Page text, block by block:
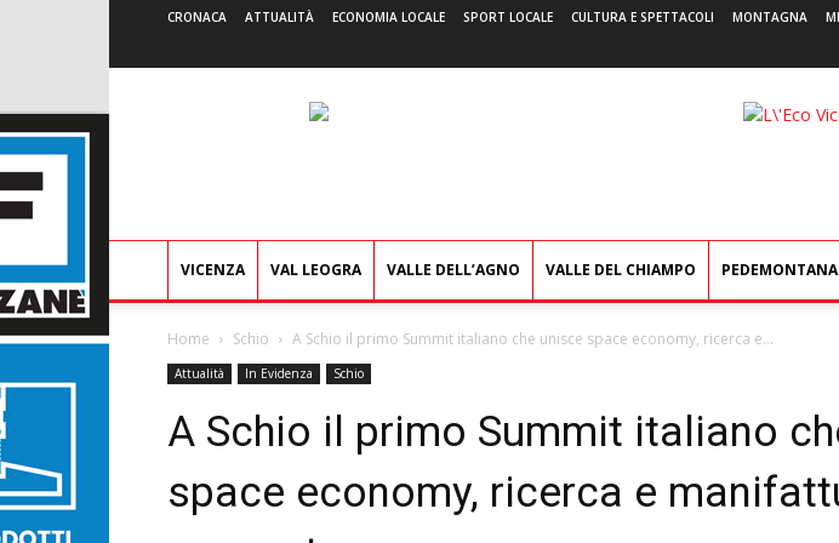
CRONACA ATTUALITÀ ECONOMIA LOCALE SPORT LOCALE CULTURA E SPETTACOLI MONTAGNA
VICENZA VAL LEOGRA VALLE DELL’AGNO VALLE DEL CHIAMPO PEDEMONTANA
Home Schio A Schio il primo Summit italiano che unisce space economy, ricerca e...
Attualità In Evidenza Schio
A Schio il primo Summit italiano
space economy, ricerca e